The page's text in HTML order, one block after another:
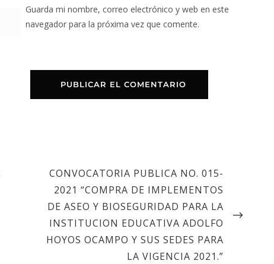
Guarda mi nombre, correo electrónico y web en este
navegador para la próxima vez que comente.
CONVOCATORIA PUBLICA NO. 015-
2021 “COMPRA DE IMPLEMENTOS
DE ASEO Y BIOSEGURIDAD PARA LA
INSTITUCION EDUCATIVA ADOLFO
HOYOS OCAMPO Y SUS SEDES PARA
LA VIGENCIA 2021.”